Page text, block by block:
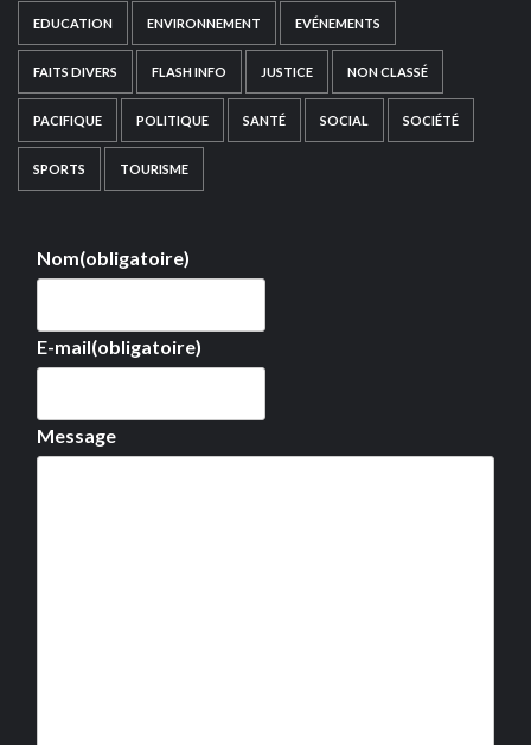
EDUCATION ENVIRONNEMENT EVÉNEMENTS
FAITS DIVERS FLASH INFO JUSTICE NON CLASSÉ
PACIFIQUE POLITIQUE SANTÉ SOCIAL SOCIÉTÉ
SPORTS TOURISME
Nom(obligatoire)
E-mail(obligatoire)
Message